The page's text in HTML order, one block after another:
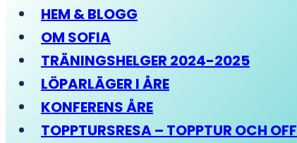
HEM & BLOGG
OM SOFIA
TRÄNINGSHELGER 2024-2025
LÖPARLÄGER I ÅRE
KONFERENS ÅRE
TOPPTURSRESA – TOPPTUR OCH